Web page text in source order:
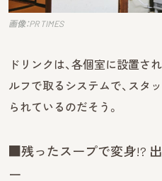
画像：PR TIMES
ドリンクは、各個室に設置さ
ルフで取るシステムで、スタ
られているのだそう。
■残ったスープで変身!?
ー